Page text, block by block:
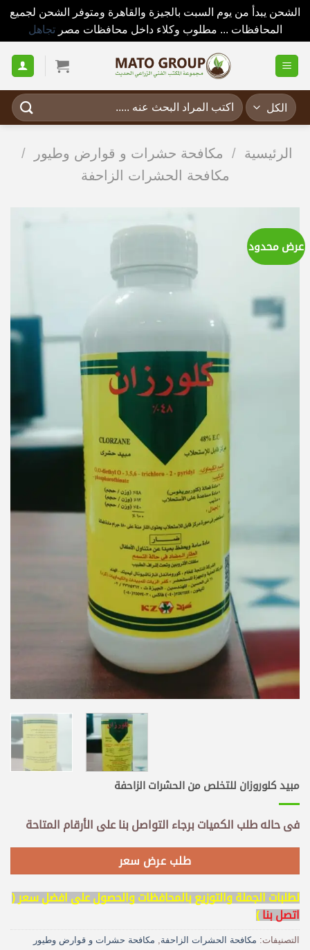
الشحن يبدأ من يوم السبت بالجيزة والقاهرة ومتوفر الشحن لجميع
المحافظات ... مطلوب وكلاء داخل محافظات مصرتجاهل
للمحتوى
البحث
عن:
الرئيسية / مكافحة حشرات و قوارض وطيور
/
مكافحة الحشرات الزاحفة
عرض محدود
مبيد كلوروزان للتخلص من الحشرات الزاحفة
فى حاله طلب الكميات برجاء التواصل بنا على الأرقام المتاحة
طلب عرض سعر
لطلبات الجملة والتوزيع بالمحافظات والحصول على افضل سعر (
اتصل بنا )
التصنيفات: مكافحة الحشرات الزاحفة, مكافحة حشرات و قوارض وطيور